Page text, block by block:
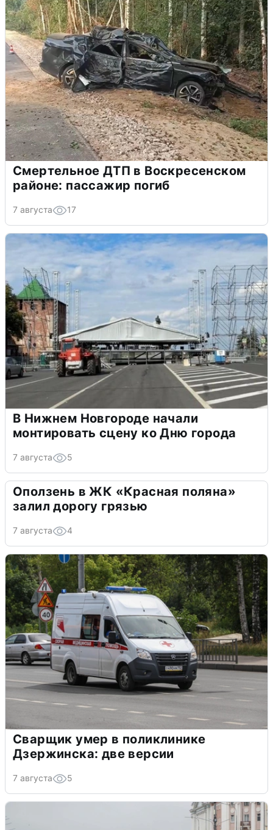
Смертельное ДТП в Воскресенском
районе: пассажир погиб
7 августа 17
В Нижнем Новгороде начали
монтировать сцену ко Дню города
7 августа 5
Оползень в ЖК «Красная поляна»
залил дорогу грязью
7 августа 4
Сварщик умер в поликлинике
Дзержинска: две версии
7 августа 5